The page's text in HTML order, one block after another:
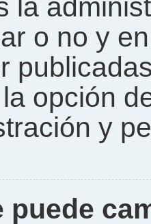
la
o no y
opción
y
puede